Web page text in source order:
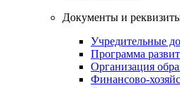
Документы и
Учредительные
Программа
Организация
Финансово-